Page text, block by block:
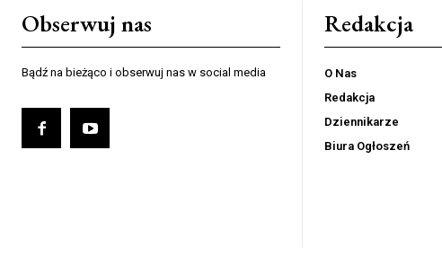
Obserwuj nas
Bądź na bieżąco i obserwuj nas w social media
Redakcja
O Nas
Redakcja
Dziennikarze
Biura Ogłoszeń